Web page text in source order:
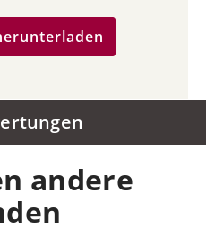
andere